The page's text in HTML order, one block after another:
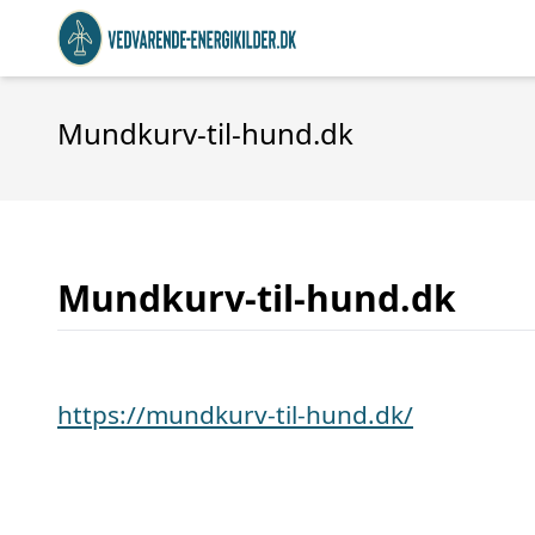
Mundkurv-til-hund.dk
Mundkurv-til-hund.dk
https://mundkurv-til-hund.dk/